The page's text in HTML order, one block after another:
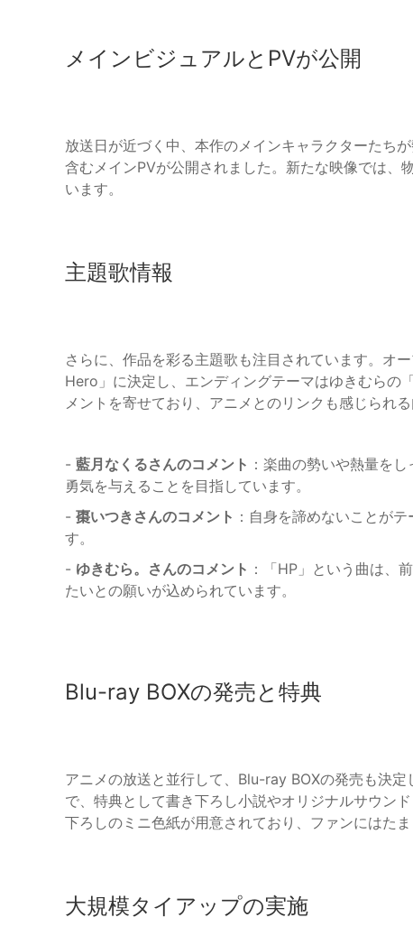
メインビジュアルとPVが公開
放送日が近づく中、本作のメインキャラクターたち
含むメインPVが公開されました。新たな映像では、
います。
主題歌情報
さらに、作品を彩る主題歌も注目されています。オ
Hero」に決定し、エンディングテーマはゆきむらの
メントを寄せており、アニメとのリンクも感じられる
- 藍月なくるさんのコメント ：楽曲の勢いや熱量を
勇気を与えることを目指しています。
- 棗いつきさんのコメント ：自身を諦めないことが
す。
- ゆきむら。さんのコメント ：「HP」という曲は、
たいとの願いが込められています。
Blu-ray BOXの発売と特典
アニメの放送と並行して、Blu-ray BOXの発売も決
で、特典として書き下ろし小説やオリジナルサウン
下ろしのミニ色紙が用意されており、ファンにはたま
大規模タイアップの実施